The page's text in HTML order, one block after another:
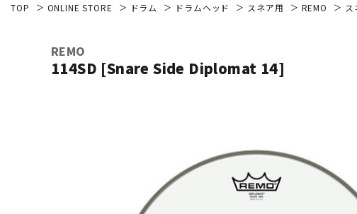
DTM
TOP ONLINE STORE ドラム ドラムヘッド スネア用 REMO ス
REMO
114SD [Snare Side Diplomat 14]